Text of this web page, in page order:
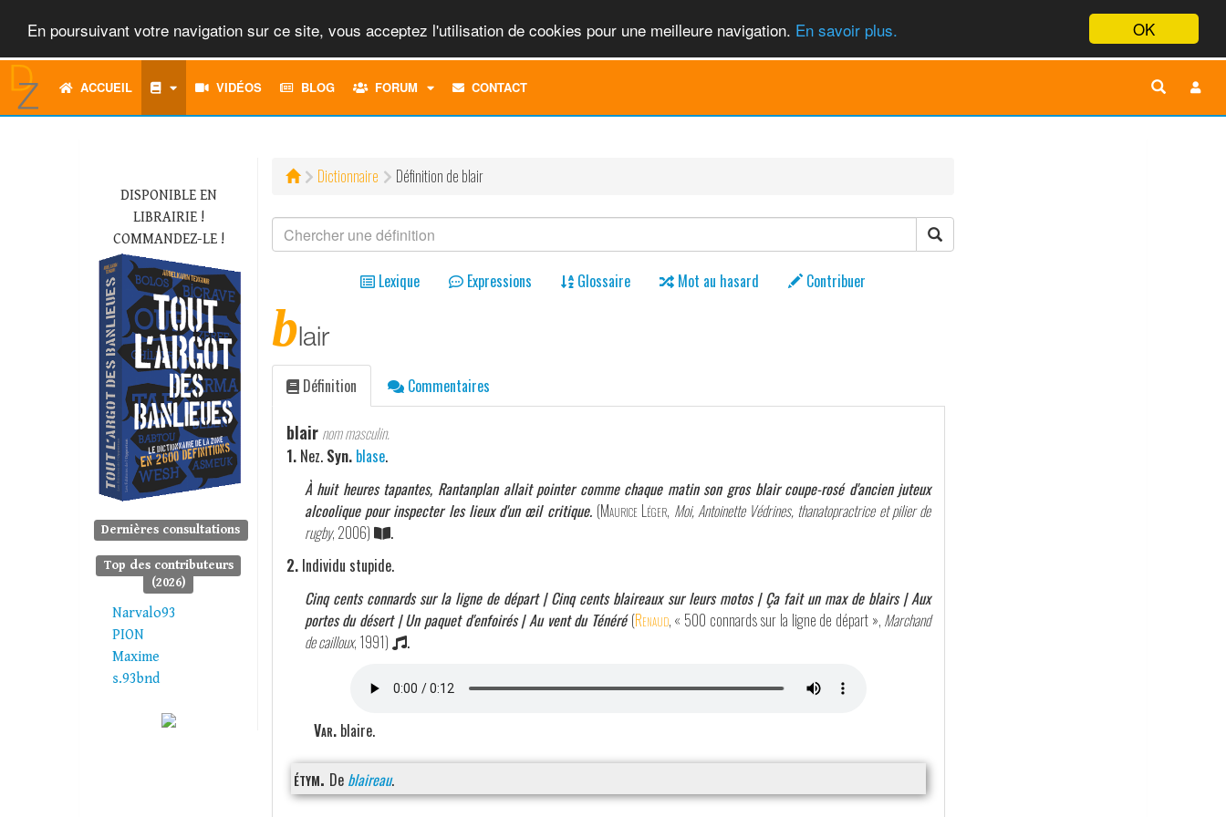
OK
En poursuivant votre navigation sur ce site, vous acceptez l'utilisation de cookies pour une meilleure navigation. En savoir plus.
ACCUEIL VIDÉOS BLOG FORUM
TOGGLECONTACT
DISPONIBLE EN
LIBRAIRIE !
COMMANDEZ-LE !
Dernières consultations
Top des contributeurs
(2026)
Narvalo93
PION
Maxime
s.93bnd
Dictionnaire Définition de blair
Lexique Expressions Glossaire Mot au hasard Contribuer
blair
Définition Commentaires
blair nom masculin.
1. Nez. Syn. blase.
À huit heures tapantes, Rantanplan allait pointer comme chaque matin son gros blair coupe-rosé d'ancien juteux
alcoolique pour inspecter les lieux d'un œil critique. (Maurice Léger, Moi, Antoinette Védrines, thanatopractrice et pilier de
rugby, 2006)
.
2. Individu stupide.
Cinq cents connards sur la ligne de départ | Cinq cents blaireaux sur leurs motos | Ça fait un max de blairs | Aux
portes du désert | Un paquet d'enfoirés | Au vent du Ténéré (Renaud, « 500 connards sur la ligne de départ », Marchand
de cailloux, 1991) .
Var. blaire.
étym. De blaireau.